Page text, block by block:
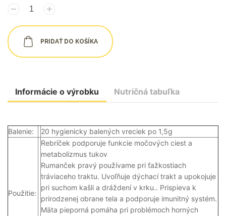
PRIDAŤ DO KOŠÍKA
Informácie o výrobku Nutričná tabuľka
Balenie: 20 hygienicky balených vreciek po 1,5g
Použitie:
Rebríček podporuje funkcie močových ciest a
metabolizmus tukov
Rumanček pravý používame pri ťažkostiach
tráviaceho traktu. Uvoľňuje dýchací trakt a upokojuje
pri suchom kašli a dráždení v krku.. Prispieva k
prirodzenej obrane tela a podporuje imunitný systém.
Mäta pieporná pomáha pri problémoch horných